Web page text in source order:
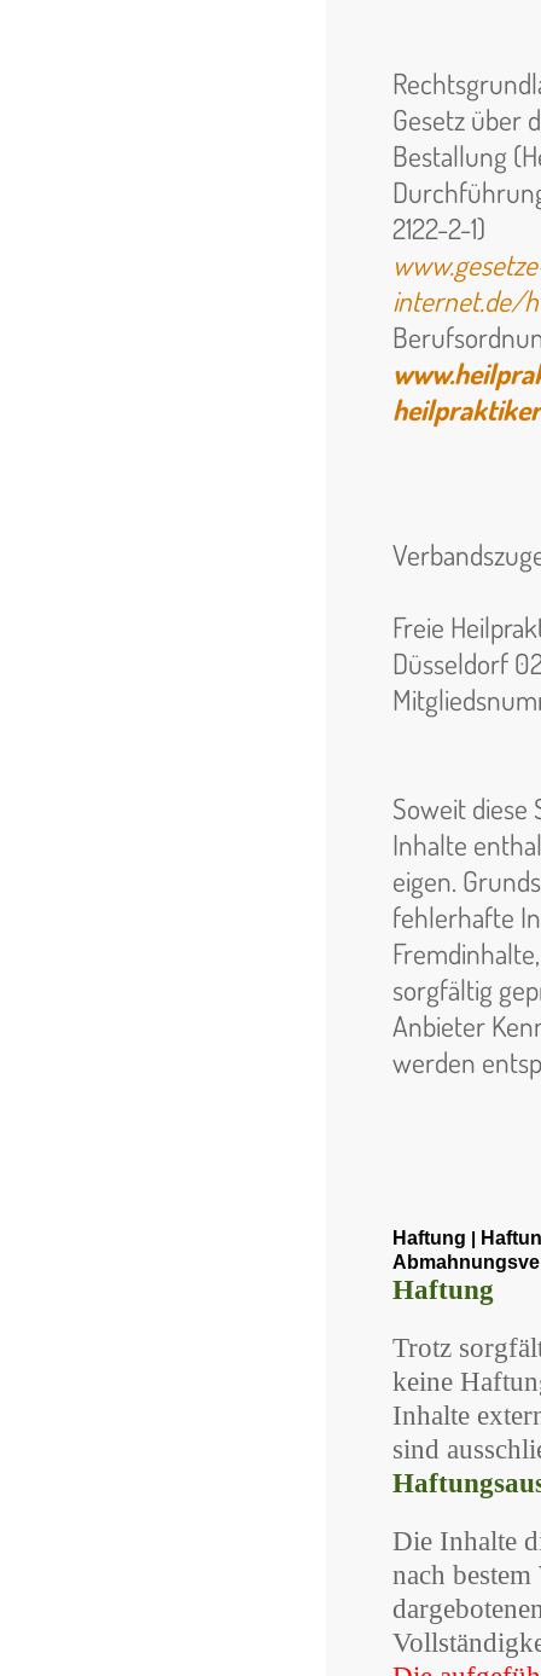
Gesetz über
Bestallung
2122-2-1)
internet.de/
www.
heilpraktiker
Freie
Düsseldorf
Soweit
Inhalte
eigen.
fehlerhafte
sorgfältig
Anbieter
werden
Haftung
Haftung
Trotz
keine
Inhalte
sind
Die Inhalte
nach